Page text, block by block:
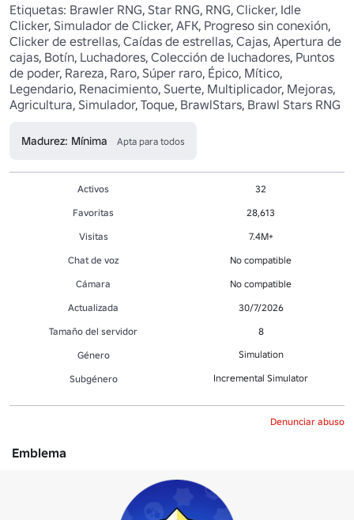
Etiquetas: Brawler RNG, Star RNG, RNG, Clicker, Idle
Clicker, Simulador de Clicker, AFK, Progreso sin conexión,
Clicker de estrellas, Caídas de estrellas, Cajas, Apertura de
cajas, Botín, Luchadores, Colección de luchadores, Puntos
de poder, Rareza, Raro, Súper raro, Épico, Mítico,
Legendario, Renacimiento, Suerte, Multiplicador, Mejoras,
Agricultura, Simulador, Toque, BrawlStars, Brawl Stars RNG
Madurez: Mínima Apta para todos
Activos
32
Favoritas
28,613
Visitas
7.4M+
Chat de voz
No compatible
Cámara
No compatible
Actualizada
30/7/2026
Tamaño del servidor
8
Género
Simulation
Subgénero Incremental Simulator
Denunciar abuso
Emblema